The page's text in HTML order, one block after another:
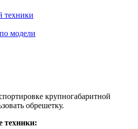
техники
модели
крупногабаритной
обрешетку.
техники: